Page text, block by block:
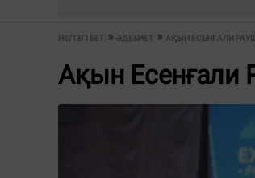
НЕГІЗГІ БЕТ ӘДЕБИЕТ АҚЫН ЕСЕНҒАЛИ
Ақын